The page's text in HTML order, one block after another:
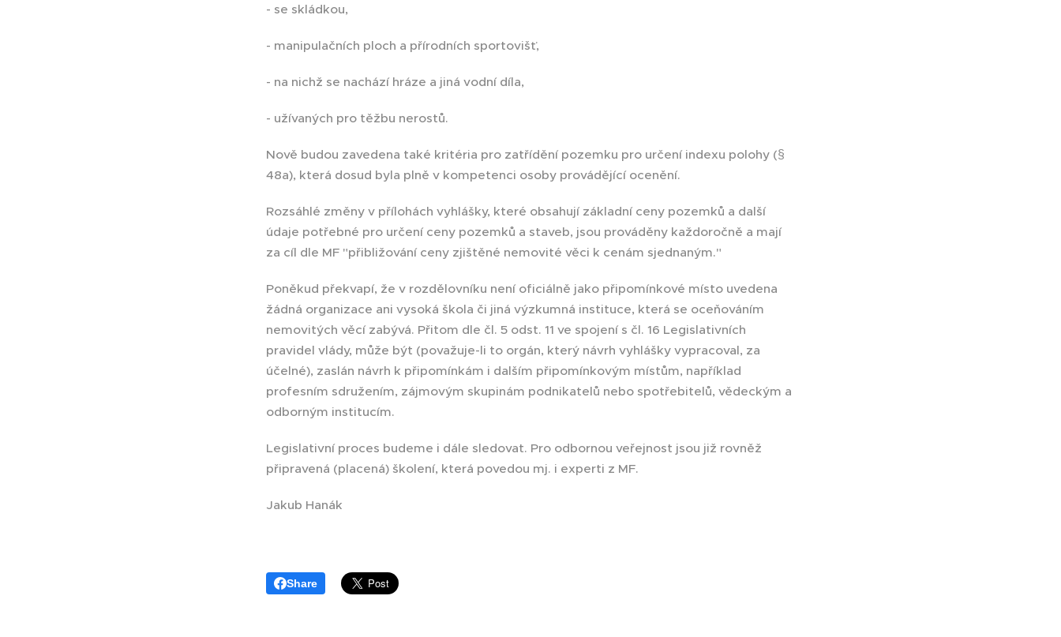
- se skládkou,
- manipulačních ploch a přírodních sportovišť,
- na nichž se nachází hráze a jiná vodní díla,
- užívaných pro těžbu nerostů.
Nově budou zavedena také kritéria pro zatřídění pozemku pro určení indexu polohy (§
48a), která dosud byla plně v kompetenci osoby provádějící ocenění.
Rozsáhlé změny v přílohách vyhlášky, které obsahují základní ceny pozemků a další
údaje potřebné pro určení ceny pozemků a staveb, jsou prováděny každoročně a mají
za cíl dle MF "přibližování ceny zjištěné nemovité věci k cenám sjednaným."
Poněkud překvapí, že v rozdělovníku není oficiálně jako připomínkové místo uvedena
žádná organizace ani vysoká škola či jiná výzkumná instituce, která se oceňováním
nemovitých věcí zabývá. Přitom dle čl. 5 odst. 11 ve spojení s čl. 16 Legislativních
pravidel vlády, může být (považuje-li to orgán, který návrh vyhlášky vypracoval, za
účelné), zaslán návrh k připomínkám i dalším připomínkovým místům, například
profesním sdružením, zájmovým skupinám podnikatelů nebo spotřebitelů, vědeckým a
odborným institucím.
Legislativní proces budeme i dále sledovat. Pro odbornou veřejnost jsou již rovněž
připravená (placená) školení, která povedou mj. i experti z MF.
Jakub Hanák
Share